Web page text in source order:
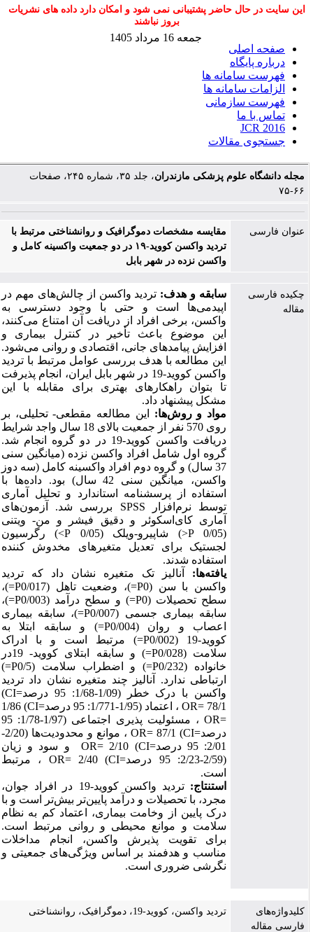
این سایت در حال حاضر پشتیبانی نمی شود و امکان دارد داده های نشریات
بروز نباشند
صفحه اصلی
درباره پایگاه
فهرست سامانه ها
الزامات سامانه ها
فهرست سازمانی
تماس با ما
JCR 2016
جستجوی مقالات
جمعه 16 مرداد 1405
مجله دانشگاه علوم پزشکی مازندران
، جلد ۳۵، شماره ۲۴۵، صفحات
۶۶-۷۵
عنوان فارسی
مقایسه مشخصات دموگرافیک و روانشناختی مرتبط با
تردید واکسن کووید-۱۹ در دو جمعیت واکسینه کامل و
واکسن نزده در شهر بابل
چکیده فارسی
مقاله
سابقه و هدف: تردید واکسن از چالش‌های مهم در
اپیدمی‌ها استو حتیبا وجود دسترسی به
واکسن، برخی افراد از دریافت آن امتناع می‌کنند،
این موضوع باعث تأخیر در کنترل بیماری و
افزایش پیامدهای جانی، اقتصادی و روانی می‌شود.
این مطالعه با هدف بررسی عوامل مرتبط با تردید
واکسن کووید-19 در شهر بابل ایران، انجام پذیرفت
تا بتوان راهکارهای بهتری برای مقابله با این
مشکل پیشنهاد داد .
مواد و روشها: این مطالعه مقطعی- تحلیلی، بر
روی 570 نفر از جمعیت بالای 18 سال واجد شرایط
دریافت واکسن کووید-19 در دو گروه انجام شد.
گروه اول شامل افراد واکسن نزده (میانگین سنی
37 سال) و گروه دوم افراد واکسینه کامل (سه دوز
واکسن، میانگین سنی 42 سال) بود. داده‌ها با
استفاده از پرسشنامه استاندارد و تحلیل آماری
توسط نرم‌افزار
SPSSبررسی شد. آزمون‌های
آماری کای‌اسکوئر
دقیق فیشر و من- ویتنی
)شاپیرو-ویلک (0/05 )
رگرسیون
لجستیک برای تعدیل متغیرهای مخدوش‌ کننده
استفاده شدند.
یافتهها:
آنالیز تک متغیره نشان داد که تردید
واکسن با سن (0
P= )، وضعیت تاهل (0/017 P= )،
سطح تحصیلات (0
P= ) و سطح درآمد (0/003 P= )،
سابقه بیماری جسمی (0/007
P= )، سابقه بیماری
اعصاب و روان (0/004
P= ) و سابقه ابتلا به
کووید-19 (0/002
P= ) مرتبط است و با ادراک
سلامت (0/028
P=
) و سابقه ابتلای کووید- 19در
خانواده (0/232
P= ) و اضطراب سلامت (0/5 P=
)
ارتباطی ندارد.آنالیز چند متغیره نشان داد تردید
واکسن با
درک خطر (1/09-1/68: 95 درصد= CI
)
78/1
=
OR ، اعتماد (1/95-1/771: 95 درصد= CI
) 1/86
OR
، مسئولیت‌ پذیری اجتماعی (1/97-1/78: 95
درصد=CI
) 87/1
=
OR ،
موانع و محدودیت‌ها (2/20-
2/01: 95 درصد=
CI
) 2/10
=
OR
سود و زیان
CI
) 2/40
OR ، مرتبط
است.
استنتاج:
تردید واکسن کووید-19 در افراد جوان،
مجرد، با تحصیلات و درآمد پایین‌تر بیش‌تر است و با
درک پایین از وخامت بیماری، اعتماد کم به نظام
سلامت و موانع محیطی و روانی مرتبط است.
برای تقویت پذیرش واکسن، انجام مداخلات
مناسب و هدفمند بر اساس ویژگی‌های جمعیتی و
نگرشی ضروری است.
کلیدواژه‌های
فارسی مقاله
تردید واکسن، کووید-19، دموگرافیک، روانشناختی